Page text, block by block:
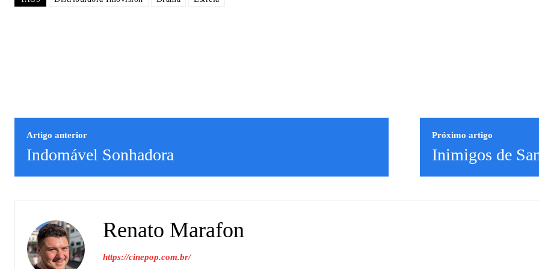
Artigo anterior
Indomável Sonhadora
Próximo artigo
Inimigos de
Renato Marafon
https://cinepop.com.br/